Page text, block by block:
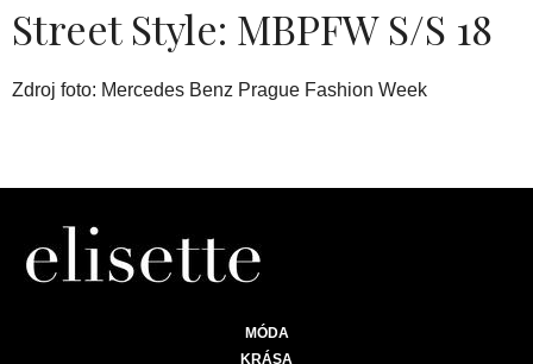
Street Style: MBPFW S/S 18
Zdroj foto: Mercedes Benz Prague Fashion Week
MÓDA
KRÁSA